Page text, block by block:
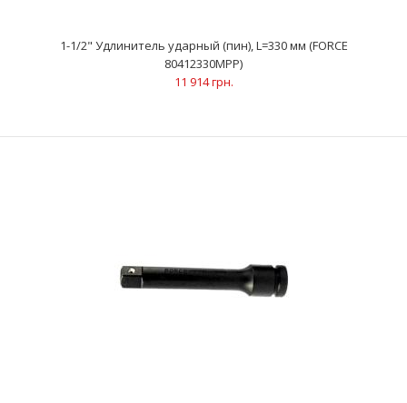
80412330MPP)
..
1-1/2" Удлинитель ударный (пин), L=330 мм (FORCE
80412330MPP)
11 914 грн.